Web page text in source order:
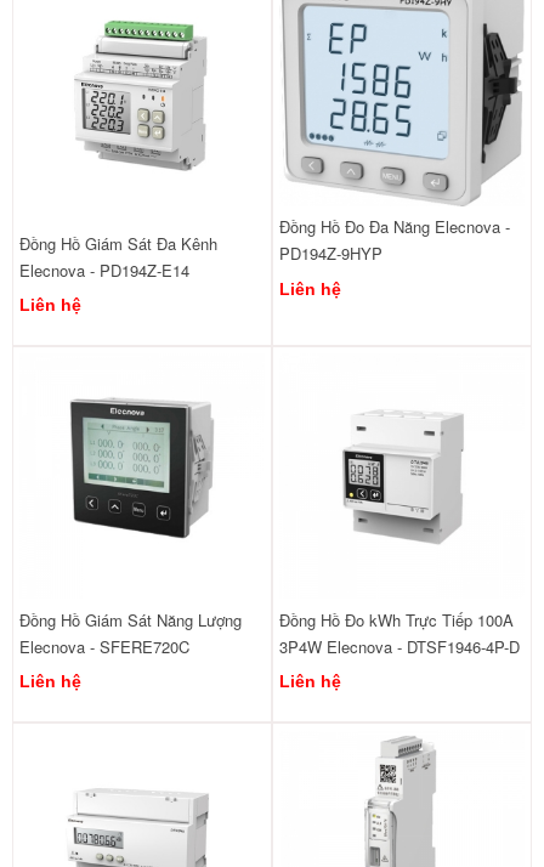
Đồng Hồ Giám Sát Đa Kênh
Elecnova - PD194Z-E14
Liên hệ
Đồng Hồ Đo Đa Năng Elecnova -
PD194Z-9HYP
Liên hệ
Đồng Hồ Giám Sát Năng Lượng
Elecnova - SFERE720C
Liên hệ
Đồng Hồ Đo kWh Trực Tiếp 100A
3P4W Elecnova - DTSF1946-4P-D
Liên hệ